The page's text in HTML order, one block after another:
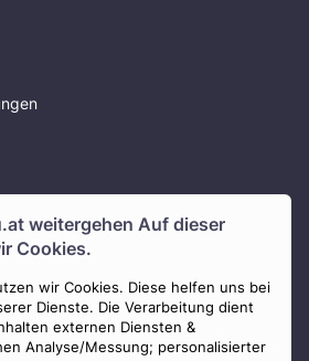
weitergehen Auf dieser
Cookies.
wir Cookies. Diese helfen uns bei
Dienste. Die Verarbeitung dient
externen Diensten &
Analyse/Messung; personalisierter